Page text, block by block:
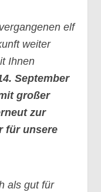
elf
weiter
Ihnen
September
großer
zur
für unsere
als gut für